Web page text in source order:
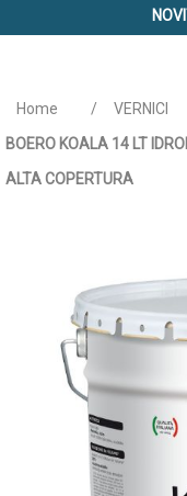
Home / VERNICI
BOERO KOALA 14 LT
ALTA COPERTURA